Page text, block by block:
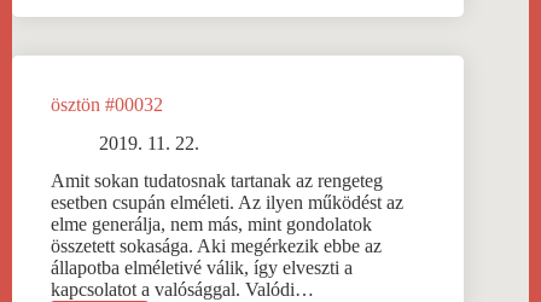
ösztön #00032
2019. 11. 22.
Amit sokan tudatosnak tartanak az rengeteg
esetben csupán elméleti. Az ilyen működést az
elme generálja, nem más, mint gondolatok
összetett sokasága. Aki megérkezik ebbe az
állapotba elméletivé válik, így elveszti a
kapcsolatot a valósággal. Valódi…